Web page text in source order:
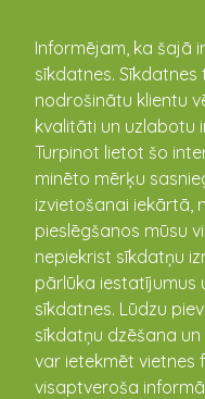
Informējam, ka šajā
sīkdatnes.
nodrošinātu klientu
kvalitāti un uzlabotu
Turpinot lietot šo
minēto mērķu
izvietošanai iekārtā,
pieslēgšanos mūsu
nepiekrist sīkdatņu
pārlūka
sīkdatnes. Lūdzu
sīkdatņu dzēšana
var ietekmēt vietnes
visaptveroša
kandava.lv
Transporta
neregulāriem
Līguma priekšmets
Iepirkuma identifikācijas
numurs
Izsludināšanas datums